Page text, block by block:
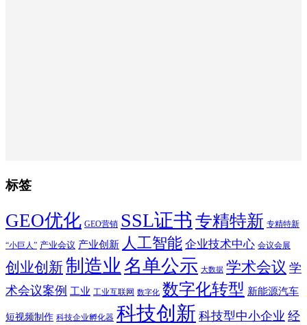
标签
GEO优化 GEO营销 SSL证书 专精特新 专精特新
“小巨人” 产业会议 产业创新 人工智能 企业技术中心 会议会展
创业创新制造业 名单公示 大数据 学术会议 学
术会议案例 工业 工业互联网 数字化 数字化转型 新能源汽车
短视频制作 科技企业孵化器 科技创新 科技型中小企业 经